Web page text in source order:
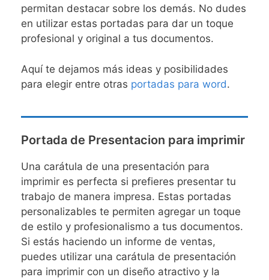
permitan destacar sobre los demás. No dudes
en utilizar estas portadas para dar un toque
profesional y original a tus documentos.
Aquí te dejamos más ideas y posibilidades
para elegir entre otras portadas para word.
Portada de Presentacion para imprimir
Una carátula de una presentación para
imprimir es perfecta si prefieres presentar tu
trabajo de manera impresa. Estas portadas
personalizables te permiten agregar un toque
de estilo y profesionalismo a tus documentos.
Si estás haciendo un informe de ventas,
puedes utilizar una carátula de presentación
para imprimir con un diseño atractivo y la